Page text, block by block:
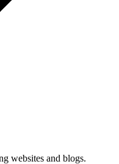
websites and blogs.